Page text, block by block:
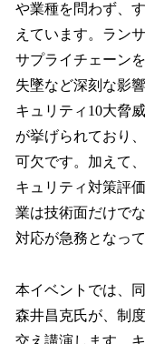
や業種を問わず、
えています。ラン
サプライチェーン
失墜など深刻な影
キュリティ10大脅
が挙げられており
可欠です。加えて
キュリティ対策評
業は技術面だけで
対応が急務となって
本イベントでは、
森井昌克氏が、制
交え講演します。